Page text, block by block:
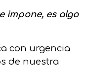
impone, es algo
con urgencia
de nuestra